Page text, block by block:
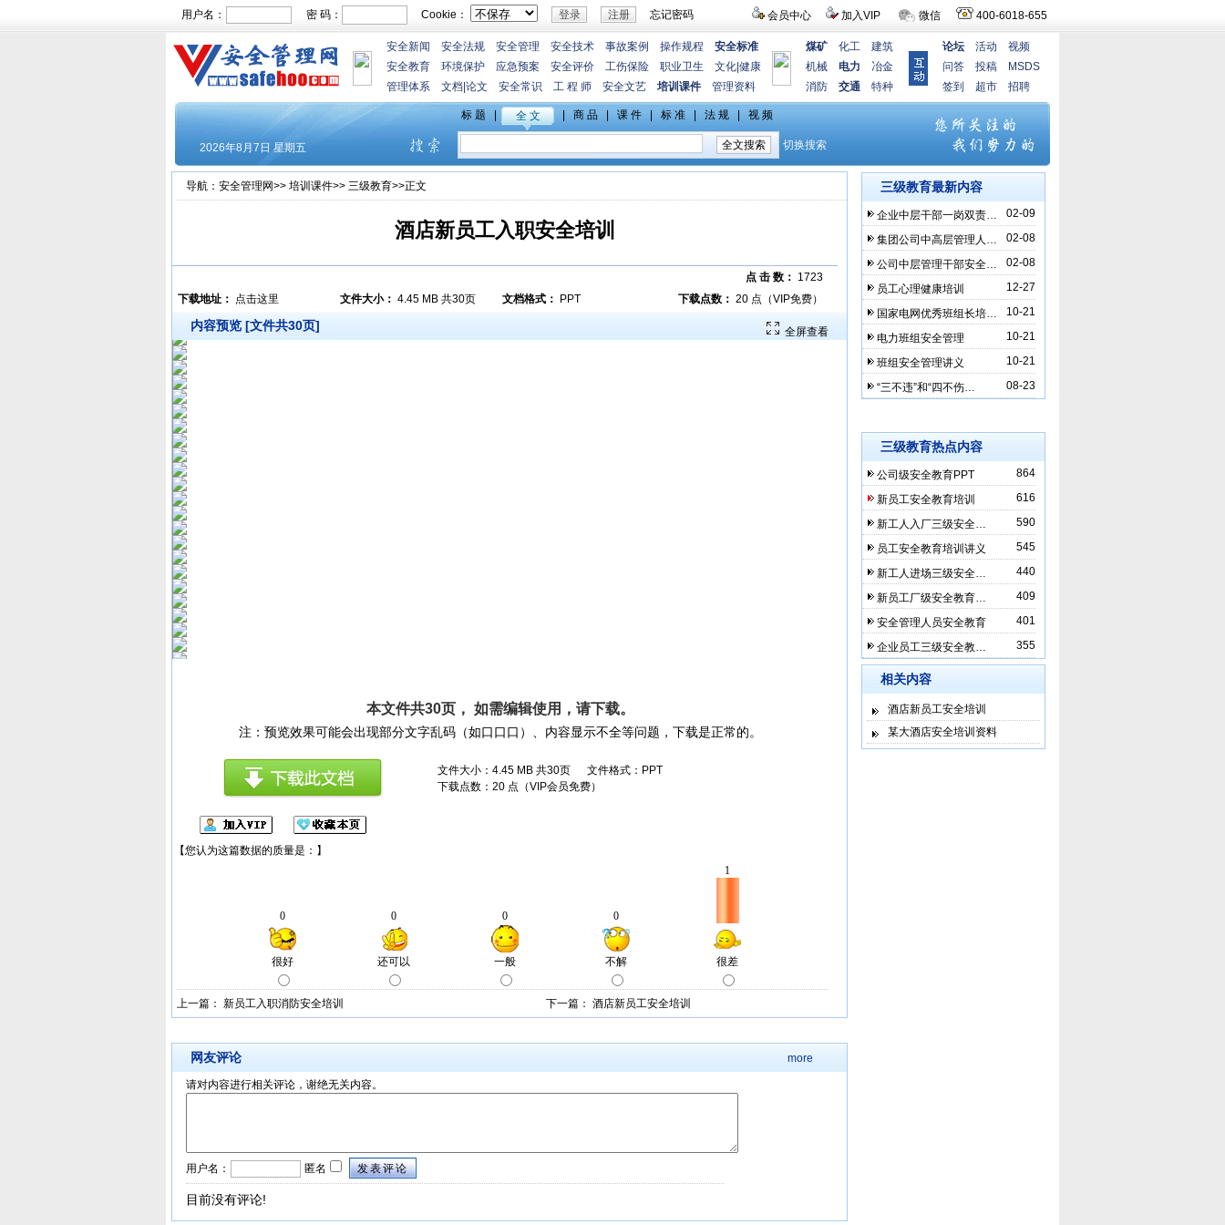
会员中心 加入VIP 微信 400-6018-655
用户名： 密 码： Cookie： 忘记密码
安全新闻 安全法规 安全管理 安全技术 事故案例 操作规程
安全标准
安全教育
环境保护 应急预案 安全评价 工伤保险 职业卫生 文化 健康
管理体系
文档 论文 安全常识 工 程 师 安全文艺 培训课件 管理资料
煤矿 化工
建筑
机械
电力
冶金
消防
交通 特种
论坛 活动
视频
问答
投稿
MSDS
签到
超市 招聘
导航： 安全管理网>> 培训课件>> 三级教育>>正文
酒店新员工入职安全培训
点 击 数： 1723
下载地址：
点击这里 文件大小： 4.45 MB 共30页 文档格式： PPT 下载点数： 20 点（VIP免费）
全屏查看
内容预览 [文件共30页]
本文件共30页， 如需编辑使用，请下载。
注：预览效果可能会出现部分文字乱码（如口口口）、内容显示不全等问题，下载是正常的。
文件大小：4.45 MB 共30页 文件格式：PPT
下载点数：20 点（VIP会员免费）
下一篇：酒店新员工安全培训
上一篇： 新员工入职消防安全培训
网友评论 more
请对内容进行相关评论，谢绝无关内容。
用户名： 匿名 发表评论
目前没有评论!
三级教育最新内容
02-09
企业中层干部一岗双责…
02-08
集团公司中高层管理人…
02-08
公司中层管理干部安全…
12-27
员工心理健康培训
10-21
国家电网优秀班组长培…
10-21
电力班组安全管理
10-21
班组安全管理讲义
08-23
“三不违”和“四不伤…
三级教育热点内容
864
公司级安全教育PPT
616
新员工安全教育培训
590
新工人入厂三级安全…
545
员工安全教育培训讲义
440
新工人进场三级安全…
409
新员工厂级安全教育…
401
安全管理人员安全教育
355
企业员工三级安全教…
相关内容
酒店新员工安全培训
某大酒店安全培训资料